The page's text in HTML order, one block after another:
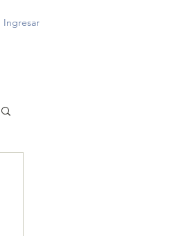
Ingresar